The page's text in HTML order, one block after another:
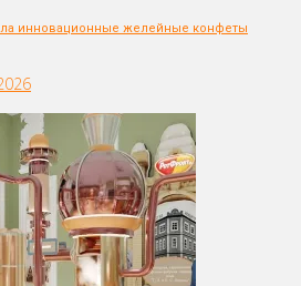
инновационные желейные конфеты